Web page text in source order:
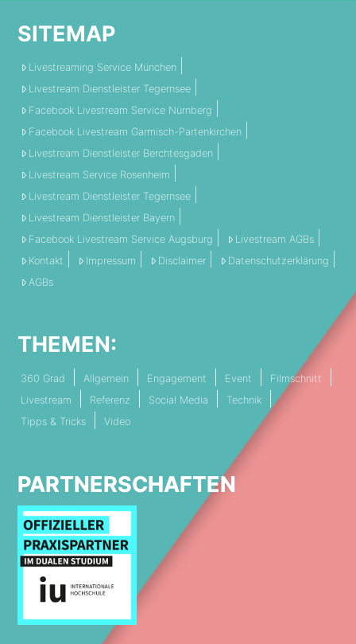
SITEMAP
Livestreaming Service München
Livestream Dienstleister Tegernsee
Facebook Livestream Service Nürnberg
Facebook Livestream Garmisch-Partenkirchen
Livestream Dienstleister Berchtesgaden
Livestream Service Rosenheim
Livestream Dienstleister Tegernsee
Livestream Dienstleister Bayern
Facebook Livestream Service Augsburg
Livestream AGBs
Kontakt
Impressum Disclaimer
Datenschutzerklärung
AGBs
THEMEN:
360 Grad Allgemein Engagement Event
Filmschnitt
Livestream
Referenz Social Media
Technik
Tipps & Tricks
Video
PARTNERSCHAFTEN